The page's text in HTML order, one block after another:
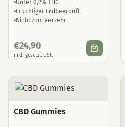
Unter 0,2% THC
Fruchtiger Erdbeerduft
Nicht zum Verzehr
€24,90
inkl. gesetzl. USt.
CBD Gummies